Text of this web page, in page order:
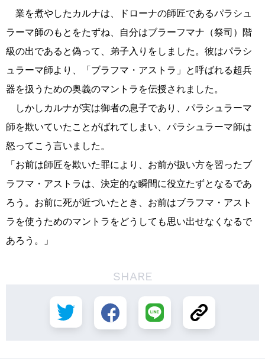
業を煮やしたカルナは、ドローナの師匠であるパラシュ
ラーマ師のもとをたずね、自分はブラーフマナ（祭司）階
級の出であると偽って、弟子入りをしました。彼はパラシ
ュラーマ師より、「ブラフマ・アストラ」と呼ばれる超兵
器を扱うための奥義のマントラを伝授されました。
しかしカルナが実は御者の息子であり、パラシュラーマ
師を欺いていたことがばれてしまい、パラシュラーマ師は
怒ってこう言いました。
「お前は師匠を欺いた罪により、お前が扱い方を習ったブ
ラフマ・アストラは、決定的な瞬間に役立たずとなるであ
ろう。お前に死が近づいたとき、お前はブラフマ・アスト
ラを使うためのマントラをどうしても思い出せなくなるで
あろう。」
SHARE